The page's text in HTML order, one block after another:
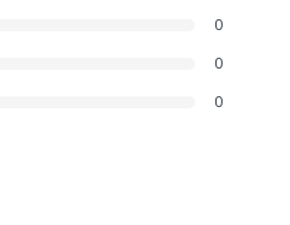
0
0
0